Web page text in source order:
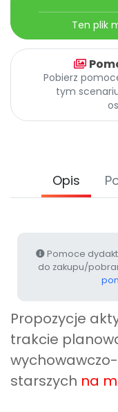
Archiwalne
Pomoc
Promocje
Ten plik
Pobierz
tym
Opis
Pomoce
do zakupu/
Propozycje
trakcie
starszych na